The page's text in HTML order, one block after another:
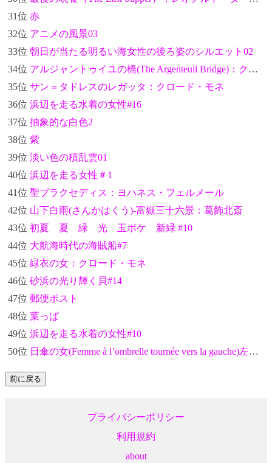
31位 赤
32位 アニメの風景03
33位 朝日が当たる明るい海女性の後ろ姿のシルエット02
34位 アルジャントゥイユの橋(The Argenteuil Bridge)：クロード・モネ
35位 サン＝タドレスのレガッタ：クロード・モネ
36位 浜辺を走る水着の女性#16
37位 抽象的な白色2
38位 紫
39位 淡い色の積乱雲01
40位 浜辺を走る女性＃1
41位 聖プラクセディス：ヨハネス・フェルメール
42位 山下白雨(さんかはくう)-富嶽三十六景：葛飾北斎
43位 初夏 夏 緑 光 玉ボケ 新緑 #10
44位 大航海時代の海賊船#7
45位 緑衣の女：クロード・モネ
46位 砂浜の光り輝く貝#14
47位 郵便ポスト
48位 葉っぱ
49位 浜辺を走る水着の女性#10
50位 日傘の女(Femme à l’ombrelle tournée vers la gauche)左向き：クロード・モネ
プライバシーポリシー
利用規約
about